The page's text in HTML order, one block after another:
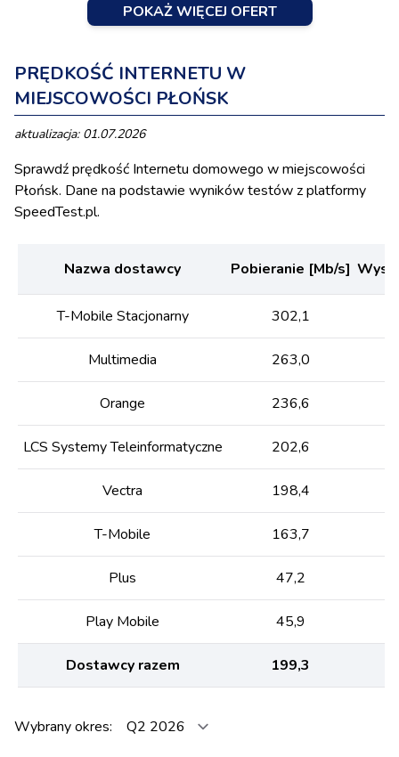
POKAŻ WIĘCEJ OFERT
PRĘDKOŚĆ INTERNETU W
MIEJSCOWOŚCI PŁOŃSK
aktualizacja: 01.07.2026
Sprawdź prędkość Internetu domowego w miejscowości
Płońsk. Dane na podstawie wyników testów z platformy
SpeedTest.pl.
Nazwa dostawcy Pobieranie [Mb/s]
T-Mobile Stacjonarny 302,1
Multimedia 263,0
Orange 236,6
LCS Systemy Teleinformatyczne 202,6
Vectra 198,4
T-Mobile 163,7
Plus 47,2
Play Mobile 45,9
Dostawcy razem 199,3
Wybrany okres: